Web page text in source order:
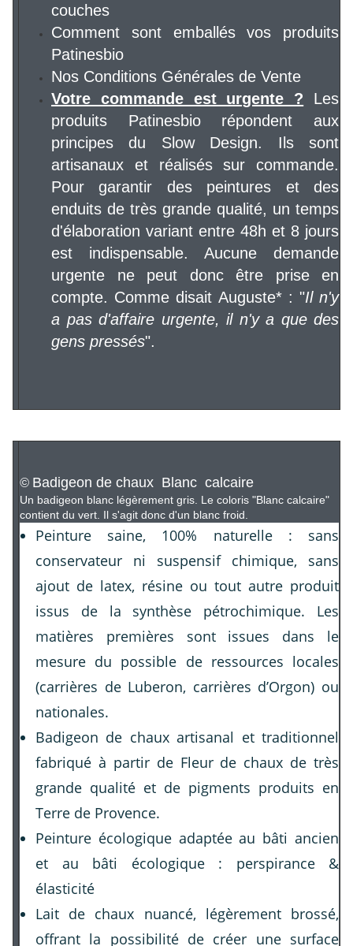
couches
Comment sont emballés vos produits
Patinesbio
Nos Conditions Générales de Vente
Votre commande est urgente ? Les
produits Patinesbio répondent aux
principes du Slow Design. Ils sont
artisanaux et réalisés sur commande.
Pour garantir des peintures et des
enduits de très grande qualité, un temps
d'élaboration variant entre 48h et 8 jours
est indispensable. Aucune demande
urgente ne peut donc être prise en
compte. Comme disait Auguste* : "Il n'y
a pas d'affaire urgente, il n'y a que des
gens pressés".
© Badigeon de chaux Blanc calcaire
Un badigeon blanc légèrement gris. Le coloris "Blanc calcaire"
contient du vert. Il s'agit donc d'un blanc froid.
Peinture saine, 100% naturelle : sans
conservateur ni suspensif chimique, sans
ajout de latex, résine ou tout autre produit
issus de la synthèse pétrochimique. Les
matières premières sont issues dans le
mesure du possible de ressources locales
(carrières de Luberon, carrières d’Orgon) ou
nationales.
Badigeon de chaux artisanal et traditionnel
fabriqué à partir de Fleur de chaux de très
grande qualité et de pigments produits en
Terre de Provence.
Peinture écologique adaptée au bâti ancien
et au bâti écologique : perspirance &
élasticité
Lait de chaux nuancé, légèrement brossé,
offrant la possibilité de créer une surface